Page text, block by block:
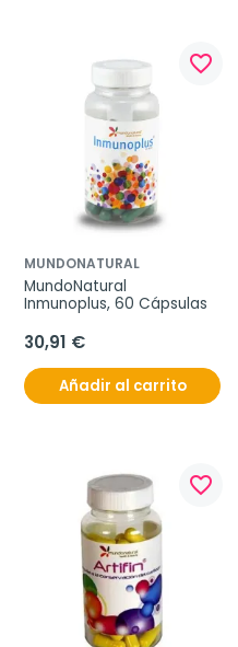
favorite_border
MUNDONATURAL
MundoNatural
Inmunoplus, 60 Cápsulas
30,91 €
Añadir al carrito
favorite_border